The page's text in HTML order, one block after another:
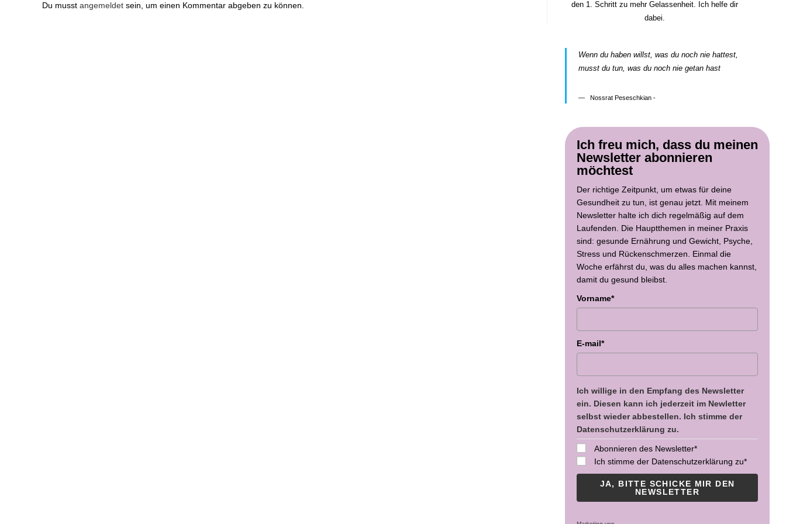
Du musst angemeldet sein, um einen Kommentar abgeben zu können.
den 1. Schritt zu mehr Gelassenheit. Ich helfe dir
dabei.
Wenn du haben willst, was du noch nie hattest,
musst du tun, was du noch nie getan hast
Nossrat Peseschkian -
Ich freu mich, dass du meinen
Newsletter abonnieren
möchtest
Der richtige Zeitpunkt, um etwas für deine
Gesundheit zu tun, ist genau jetzt. Mit meinem
Newsletter halte ich dich regelmäßig auf dem
Laufenden. Die Hauptthemen in meiner Praxis
sind: gesunde Ernährung und Gewicht, Psyche,
Stress und Rückenschmerzen. Einmal die
Woche erfährst du, was du alles machen kannst,
damit du gesund bleibst.
Vorname*
E-mail*
Ich willige in den Empfang des Newsletter
ein. Diesen kann ich jederzeit im Newletter
selbst wieder abbestellen. Ich stimme der
Datenschutzerklärung zu.
Abonnieren des Newsletter*
Ich stimme der Datenschutzerklärung zu*
JA, BITTE SCHICKE MIR DEN
NEWSLETTER